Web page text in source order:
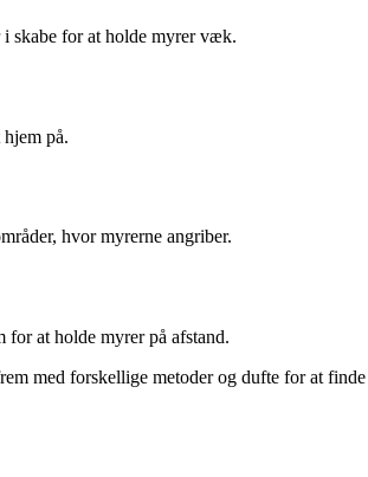
skabe for at holde myrer væk.
på.
hvor myrerne angriber.
at holde myrer på afstand.
med forskellige metoder og dufte for at